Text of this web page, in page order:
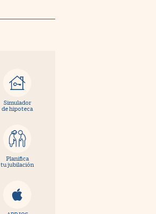
Simulador
de hipoteca
Planifica
tu jubilación